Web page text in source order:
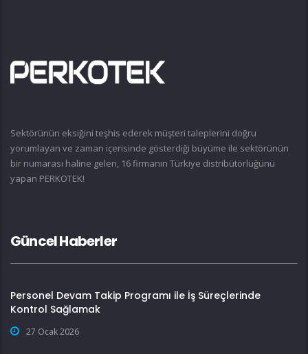
Sektörünün eksiğini teşhis ederek müşteri taleplerini doğru
yorumlayan ve zaman içerisinde gösterdiği büyüme ile sektörünün
bir numarası haline gelen, 16 firmanın Türkiye distribütörlüğünü
yapan PERKOTEK!
Güncel Haberler
Personel Devam Takip Programı ile İş Süreçlerinde
Kontrol Sağlamak
27 Ocak 2026